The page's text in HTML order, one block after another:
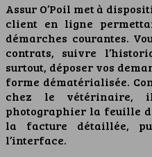
Assur O’Poil met à
client en ligne
démarches courantes.
contrats, suivre
surtout, déposer vos
forme dématérialisée.
chez le vétérinaire,
photographier la feuille
la facture détaillée,
l’interface.